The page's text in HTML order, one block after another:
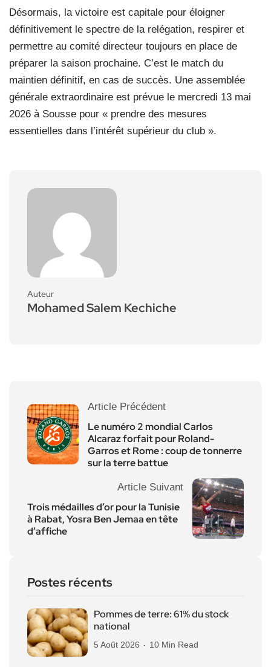
Désormais, la victoire est capitale pour éloigner
définitivement le spectre de la relégation, respirer et
permettre au comité directeur toujours en place de
préparer la saison prochaine. C’est le match du
maintien définitif, en cas de succès. Une assemblée
générale extraordinaire est prévue le mercredi 13 mai
2026 à Sousse pour « prendre des mesures
essentielles dans l’intérêt supérieur du club ».
Auteur
Mohamed Salem Kechiche
Article Précédent
Le numéro 2 mondial Carlos
Alcaraz forfait pour Roland-
Garros et Rome : coup de tonnerre
sur la terre battue
Article Suivant
Trois médailles d’or pour la Tunisie
à Rabat, Yosra Ben Jemaa en tête
d’affiche
Postes récents
Pommes de terre: 61% du stock
national
5 Août 2026 10 Min Read